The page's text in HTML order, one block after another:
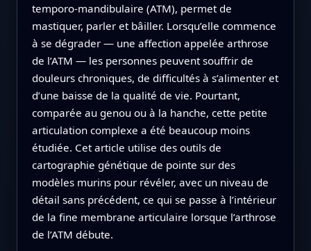
temporo‑mandibulaire (ATM), permet de
mastiquer, parler et bâiller. Lorsqu’elle commence
à se dégrader — une affection appelée arthrose
de l’ATM — les personnes peuvent souffrir de
douleurs chroniques, de difficultés à s’alimenter et
d’une baisse de la qualité de vie. Pourtant,
comparée au genou ou à la hanche, cette petite
articulation complexe a été beaucoup moins
étudiée. Cet article utilise des outils de
cartographie génétique de pointe sur des
modèles murins pour révéler, avec un niveau de
détail sans précédent, ce qui se passe à l’intérieur
de la fine membrane articulaire lorsque l’arthrose
de l’ATM débute.